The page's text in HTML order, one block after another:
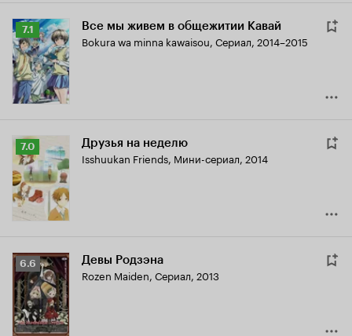
Рейтинг
Кинопоиска
7.1
7.1 Все мы живем в общежитии Кавай
Bokura wa minna kawaisou, Сериал, 2014–2015
Рейтинг
Кинопоиска
7.0
7.0 Друзья на неделю
Isshuukan Friends, Мини-сериал, 2014
Рейтинг
Кинопоиска
6.6
6.6 Девы Родзэна
Rozen Maiden, Сериал, 2013